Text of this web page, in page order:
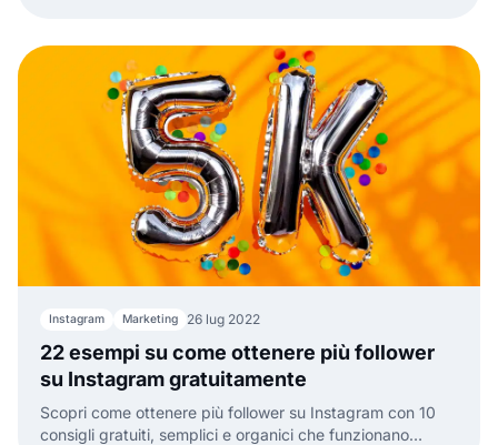
Instagram Marketing 26 lug 2022
22 esempi su come ottenere più follower
su Instagram gratuitamente
Scopri come ottenere più follower su Instagram con 10
consigli gratuiti, semplici e organici che funzionano